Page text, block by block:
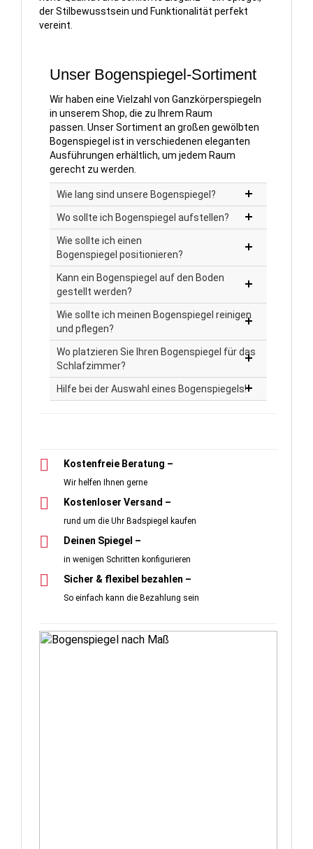
der Stilbewusstsein und Funktionalität perfekt
vereint.
Unser Bogenspiegel-Sortiment
Wir haben eine Vielzahl von Ganzkörperspiegeln
in unserem Shop, die zu Ihrem Raum
passen. Unser Sortiment an großen gewölbten
Bogenspiegel ist in verschiedenen eleganten
Ausführungen erhältlich, um jedem Raum
gerecht zu werden.
Wie lang sind unsere Bogenspiegel?
Wo sollte ich Bogenspiegel aufstellen?
Wie sollte ich einen
Bogenspiegel positionieren?
Kann ein Bogenspiegel auf den Boden
gestellt werden?
Wie sollte ich meinen Bogenspiegel reinigen
und pflegen?
Wo platzieren Sie Ihren Bogenspiegel für das
Schlafzimmer?
Hilfe bei der Auswahl eines Bogenspiegels!
Kostenfreie Beratung –
Wir helfen Ihnen gerne
Kostenloser Versand –
rund um die Uhr Badspiegel kaufen
Deinen Spiegel –
in wenigen Schritten konfigurieren
Sicher & flexibel bezahlen –
So einfach kann die Bezahlung sein